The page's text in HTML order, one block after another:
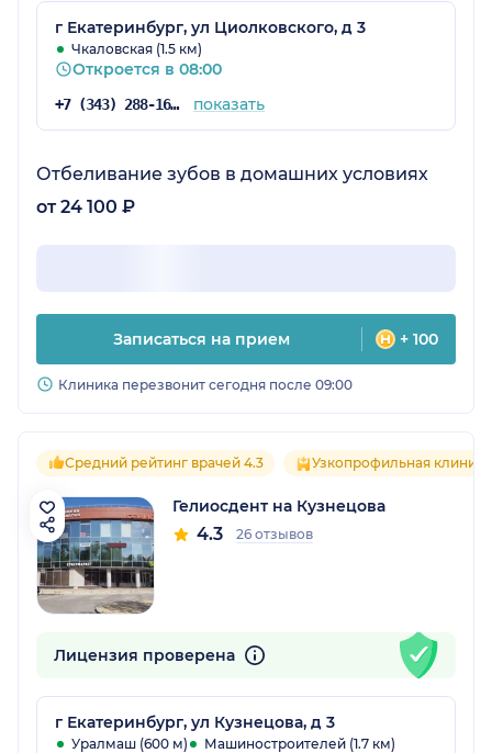
г Екатеринбург, ул Циолковского, д 3
Чкаловская (1.5 км)
Откроется в 08:00
+7 (343) 288-16-78 показать
Отбеливание зубов в домашних условиях
от 24 100 ₽
Записаться на прием + 100
Клиника перезвонит сегодня после 09:00
Средний рейтинг врачей 4.3 Узкопрофильная клиника
Гелиосдент на Кузнецова
4.3 26 отзывов
Лицензия проверена
г Екатеринбург, ул Кузнецова, д 3
Уралмаш (600 м)
Машиностроителей (1.7 км)